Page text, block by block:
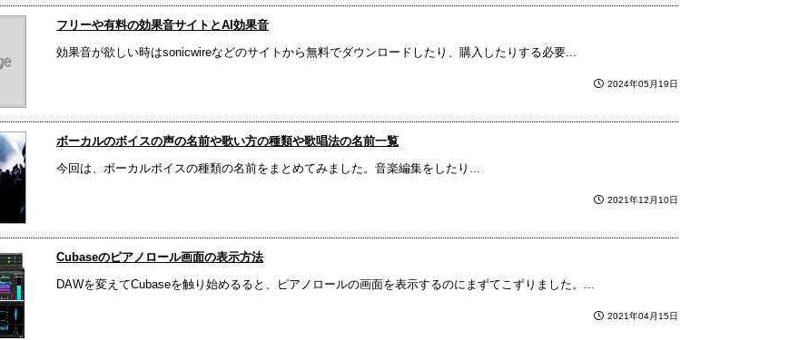
フリーや有料の効果音サイトとAI効果音
効果音が欲しい時はsonicwireなどのサイトから無料でダウンロードしたり、購入したりする必要...
2024年05月19日
ボーカルのボイスの声の名前や歌い方の種類や歌唱法の名前一覧
今回は、ボーカルボイスの種類の名前をまとめてみました。音楽編集をしたり...
2021年12月10日
Cubaseのピアノロール画面の表示方法
DAWを変えてCubaseを触り始めるると、ピアノロールの画面を表示するのにまずてこずりました。...
2021年04月15日